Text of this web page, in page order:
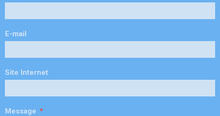
E-mail
Site Internet
Message